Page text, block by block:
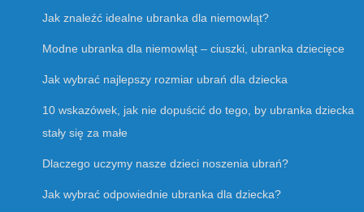
Jak znaleźć idealne ubranka dla niemowląt?
Modne ubranka dla niemowląt – ciuszki, ubranka dziecięce
Jak wybrać najlepszy rozmiar ubrań dla dziecka
10 wskazówek, jak nie dopuścić do tego, by ubranka dziecka
stały się za małe
Dlaczego uczymy nasze dzieci noszenia ubrań?
Jak wybrać odpowiednie ubranka dla dziecka?